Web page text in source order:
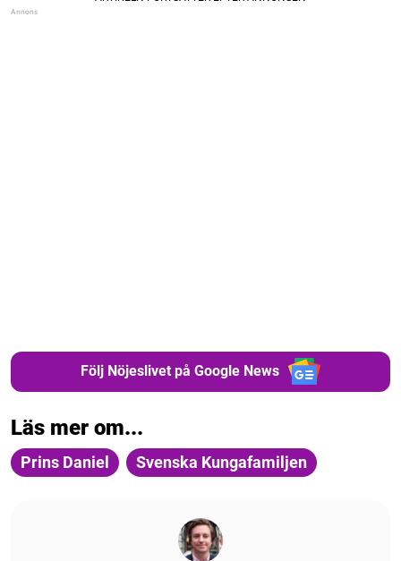
Följ Nöjeslivet på Google News
Läs mer om...
Prins Daniel Svenska Kungafamiljen